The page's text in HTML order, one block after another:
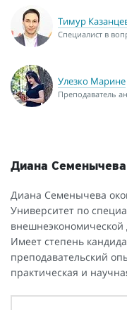
Тимур
Специалист в
Улезко Марине
Преподаватель
Диана
Диана Семенычева
Университет по
Имеет степень
преподавательский
практическая и